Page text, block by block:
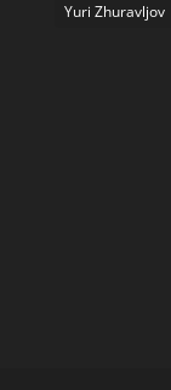
Yuri Zhuravljov